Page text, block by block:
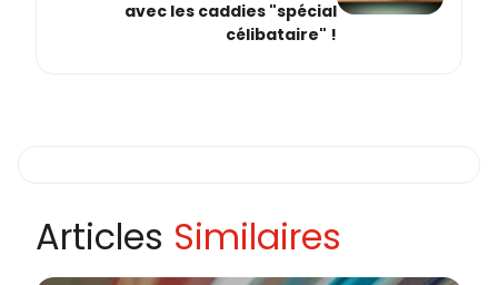
avec les caddies "spécial
célibataire" !
Articles Similaires